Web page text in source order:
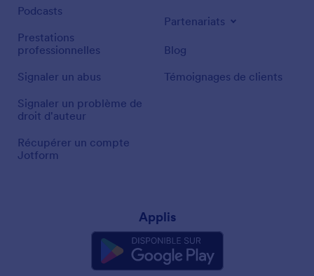
Podcasts
Prestations
professionnelles
Signaler un abus
Signaler un problème de
droit d'auteur
Récupérer un compte
Jotform
Partenariats
Blog
Témoignages de clients
Applis